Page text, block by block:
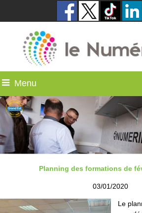
Menu
Planning des formations de
03/01/2020
Le